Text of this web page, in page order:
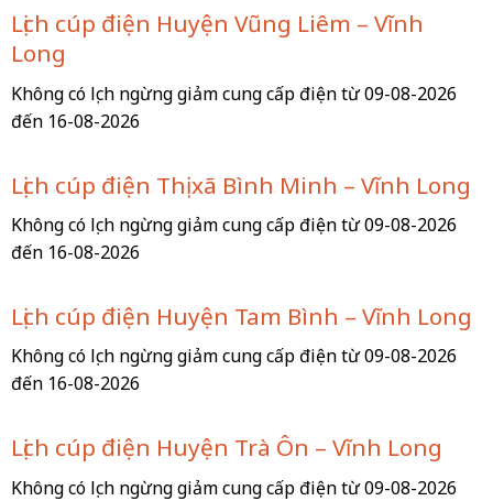
Lịch cúp điện Huyện Vũng Liêm – Vĩnh
Long
Không có lịch ngừng giảm cung cấp điện từ 09-08-2026
đến 16-08-2026
Lịch cúp điện Thị xã Bình Minh – Vĩnh Long
Không có lịch ngừng giảm cung cấp điện từ 09-08-2026
đến 16-08-2026
Lịch cúp điện Huyện Tam Bình – Vĩnh Long
Không có lịch ngừng giảm cung cấp điện từ 09-08-2026
đến 16-08-2026
Lịch cúp điện Huyện Trà Ôn – Vĩnh Long
Không có lịch ngừng giảm cung cấp điện từ 09-08-2026